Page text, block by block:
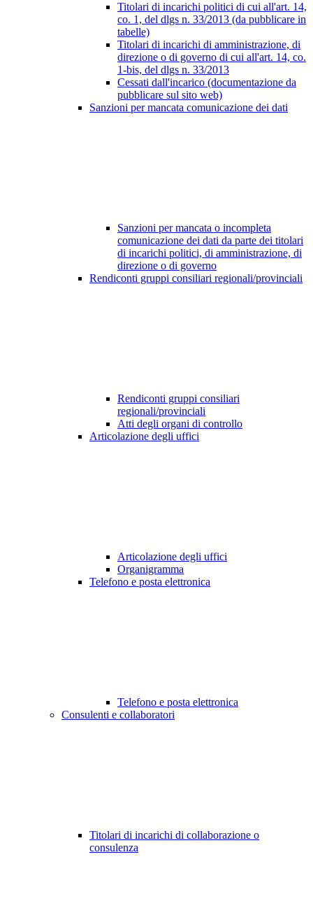
Titolari di incarichi politici di cui all'art. 14,
co. 1, del dlgs n. 33/2013 (da pubblicare in
tabelle)
Titolari di incarichi di amministrazione, di
direzione o di governo di cui all'art. 14, co.
1-bis, del dlgs n. 33/2013
Cessati dall'incarico (documentazione da
pubblicare sul sito web)
Sanzioni per mancata comunicazione dei dati
Sanzioni per mancata o incompleta
comunicazione dei dati da parte dei titolari
di incarichi politici, di amministrazione, di
direzione o di governo
Rendiconti gruppi consiliari regionali/provinciali
Rendiconti gruppi consiliari
regionali/provinciali
Atti degli organi di controllo
Articolazione degli uffici
Articolazione degli uffici
Organigramma
Telefono e posta elettronica
Telefono e posta elettronica
Consulenti e collaboratori
Titolari di incarichi di collaborazione o
consulenza